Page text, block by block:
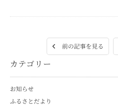
カテゴリー
お知らせ
ふるさとだより
前の記事を見る